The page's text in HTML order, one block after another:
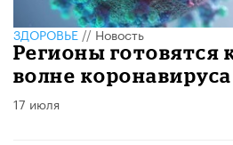
ЗДОРОВЬЕ//Новость
Регионы готовятся
волне коронавируса
17 июля